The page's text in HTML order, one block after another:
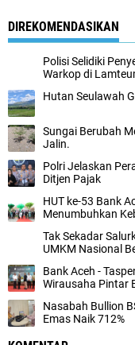
DIREKOMENDASIKAN
Polisi Selidiki
Warkop di
Hutan Seulawah
Sungai Berubah
Jalin.
Polri Jelaskan
Ditjen Pajak
HUT ke-53 Bank
Menumbuhkan
Tak Sekadar
UMKM Nasional
Bank Aceh -
Wirausaha Pintar
Nasabah Bullion
Emas Naik 712%